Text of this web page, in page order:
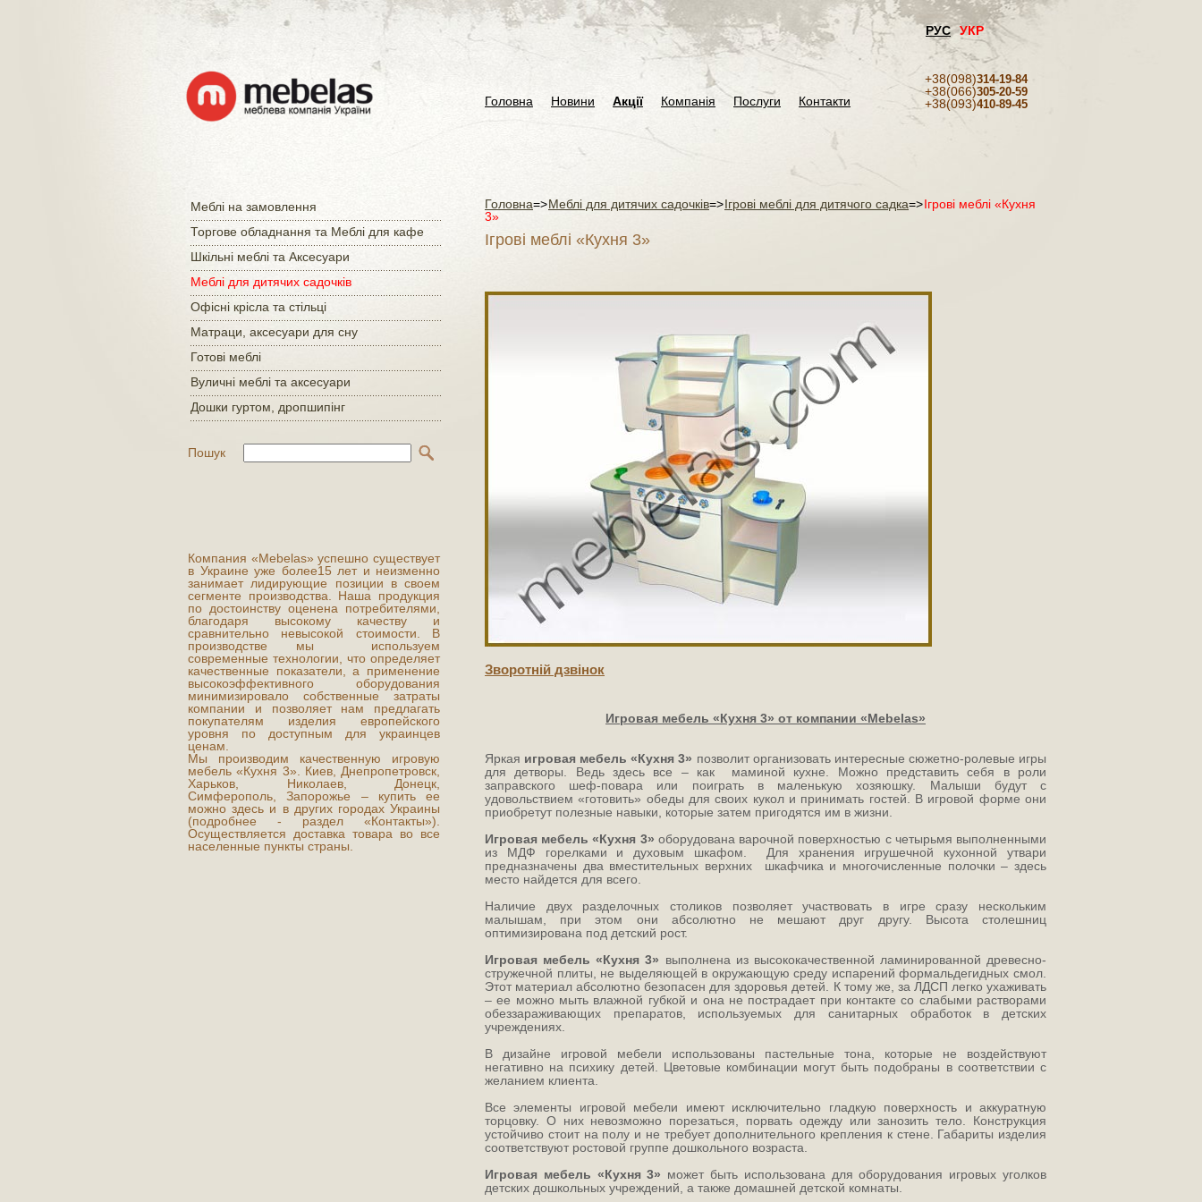
РУС УКР
Головна Новини Акції Компанія Послуги Контакти
+38(098)314-19-84
+38(066)305-20-59
+38(093)410-89-45
Меблі на замовлення
Торгове обладнання та Меблі для кафе
Шкільні меблі та Аксесуари
Меблі для дитячих садочків
Офісні крісла та стільці
Матраци, аксесуари для сну
Готові меблі
Вуличні меблі та аксесуари
Дошки гуртом, дропшипінг
Пошук
Компания «Mebelas» успешно существует
в Украине уже более15 лет и неизменно
занимает лидирующие позиции в своем
сегменте производства. Наша продукция
по достоинству оценена потребителями,
благодаря высокому качеству и
сравнительно невысокой стоимости. В
производстве мы используем
современные технологии, что определяет
качественные показатели, а применение
высокоэффективного оборудования
минимизировало собственные затраты
компании и позволяет нам предлагать
покупателям изделия европейского
уровня по доступным для украинцев
ценам.
Мы производим качественную игровую
мебель «Кухня 3». Киев, Днепропетровск,
Харьков, Николаев, Донецк,
Симферополь, Запорожье – купить ее
можно здесь и в других городах Украины
(подробнее - раздел «Контакты»).
Осуществляется доставка товара во все
населенные пункты страны.
Головна=>Меблі для дитячих садочків=>Ігрові меблі для дитячого садка=>Ігрові меблі «Кухня
3»
Ігрові меблі «Кухня 3»
Зворотнiй дзвiнок
Игровая мебель «Кухня 3» от компании «Mebelas»
Яркая игровая мебель «Кухня 3» позволит организовать интересные сюжетно-ролевые игры
для детворы. Ведь здесь все – как маминой кухне. Можно представить себя в роли
заправского шеф-повара или поиграть в маленькую хозяюшку. Малыши будут с
удовольствием «готовить» обеды для своих кукол и принимать гостей. В игровой форме они
приобретут полезные навыки, которые затем пригодятся им в жизни.
Игровая мебель «Кухня 3» оборудована варочной поверхностью с четырьмя выполненными
из МДФ горелками и духовым шкафом. Для хранения игрушечной кухонной утвари
предназначены два вместительных верхних шкафчика и многочисленные полочки – здесь
место найдется для всего.
Наличие двух разделочных столиков позволяет участвовать в игре сразу нескольким
малышам, при этом они абсолютно не мешают друг другу. Высота столешниц
оптимизирована под детский рост.
Игровая мебель «Кухня 3» выполнена из высококачественной ламинированной древесно-
стружечной плиты, не выделяющей в окружающую среду испарений формальдегидных смол.
Этот материал абсолютно безопасен для здоровья детей. К тому же, за ЛДСП легко ухаживать
– ее можно мыть влажной губкой и она не пострадает при контакте со слабыми растворами
обеззараживающих препаратов, используемых для санитарных обработок в детских
учреждениях.
В дизайне игровой мебели использованы пастельные тона, которые не воздействуют
негативно на психику детей. Цветовые комбинации могут быть подобраны в соответствии с
желанием клиента.
Все элементы игровой мебели имеют исключительно гладкую поверхность и аккуратную
торцовку. О них невозможно порезаться, порвать одежду или занозить тело. Конструкция
устойчиво стоит на полу и не требует дополнительного крепления к стене. Габариты изделия
соответствуют ростовой группе дошкольного возраста.
Игровая мебель «Кухня 3» может быть использована для оборудования игровых уголков
детских дошкольных учреждений, а также домашней детской комнаты.